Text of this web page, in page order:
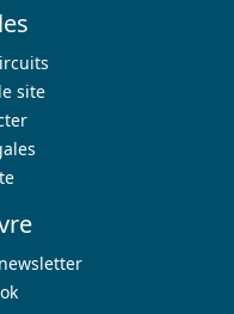
site